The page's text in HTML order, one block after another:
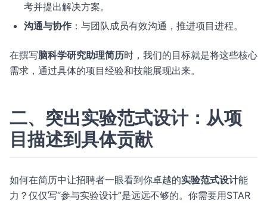
考并提出解决方案。
沟通与协作 ：与团队成员有效沟通，推进项目进程。
在撰写脑科学研究助理简历时，我们的目标就是将这些核心
需求，通过具体的项目经验和技能展现出来。
二、突出实验范式设计：从项
目描述到具体贡献
如何在简历中让招聘者一眼看到你卓越的实验范式设计能
力？仅仅写“参与实验设计”是远远不够的。你需要用STAR